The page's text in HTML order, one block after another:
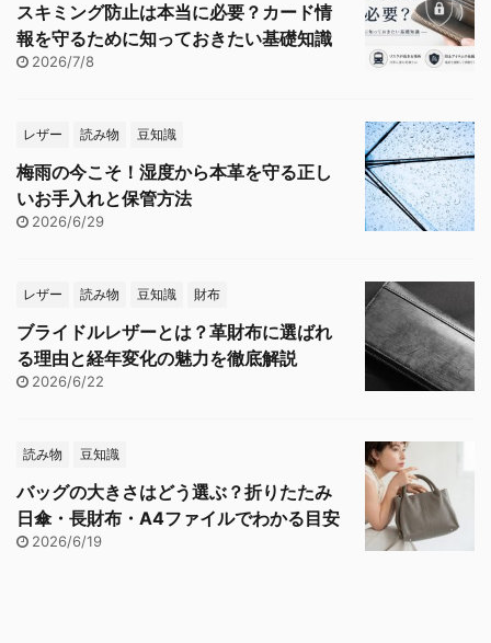
スキミング防止は本当に必要？カード情
報を守るために知っておきたい基礎知識
2026/7/8
レザー 読み物 豆知識
梅雨の今こそ！湿度から本革を守る正し
いお手入れと保管方法
2026/6/29
レザー 読み物 豆知識 財布
ブライドルレザーとは？革財布に選ばれ
る理由と経年変化の魅力を徹底解説
2026/6/22
読み物 豆知識
バッグの大きさはどう選ぶ？折りたたみ
日傘・長財布・A4ファイルでわかる目安
2026/6/19